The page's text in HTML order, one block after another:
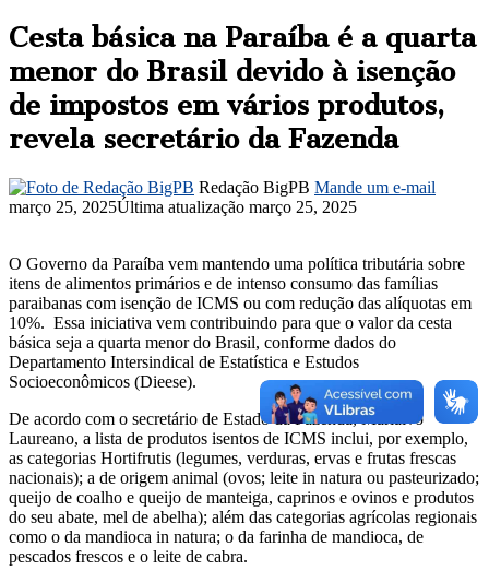
Cesta básica na Paraíba é a quarta
menor do Brasil devido à isenção
de impostos em vários produtos,
revela secretário da Fazenda
Redação BigPB Mande um e-mail
março 25, 2025Última atualização março 25, 2025
O Governo da Paraíba vem mantendo uma política tributária sobre
itens de alimentos primários e de intenso consumo das famílias
paraibanas com isenção de ICMS ou com redução das alíquotas em
10%. Essa iniciativa vem contribuindo para que o valor da cesta
básica seja a quarta menor do Brasil, conforme dados do
Departamento Intersindical de Estatística e Estudos
Socioeconômicos (Dieese).
De acordo com o secretário de Estado da Fazenda, Marialvo
Laureano, a lista de produtos isentos de ICMS inclui, por exemplo,
as categorias Hortifrutis (legumes, verduras, ervas e frutas frescas
nacionais); a de origem animal (ovos; leite in natura ou pasteurizado;
queijo de coalho e queijo de manteiga, caprinos e ovinos e produtos
do seu abate, mel de abelha); além das categorias agrícolas regionais
como o da mandioca in natura; o da farinha de mandioca, de
pescados frescos e o leite de cabra.